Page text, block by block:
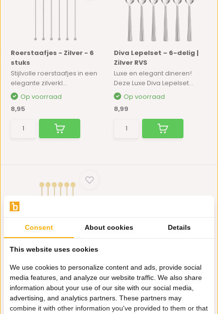
Roerstaafjes - Zilver - 6
stuks
Stijlvolle roerstaafjes in een
elegante zilverkl...
Op voorraad
8,95
Diva Lepelset – 6-delig |
Zilver RVS
Luxe en elegant dineren!
Deze Luxe Diva Lepelset...
Op voorraad
8,99
stuks
Stijlvolle roerstaafjes in een
elegante goudkleu...
Niet op voorraad
9,95
Consent About cookies Details
This website uses cookies
We use cookies to personalize content and ads, provide social
media features, and analyze our website traffic. We also share
information about your use of our site with our social media,
advertising, and analytics partners. These partners may
combine it with other information you've provided to them or that